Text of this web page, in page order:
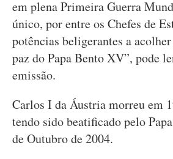
em plena Primeira Guerra
único, por entre os Chefes de
potências beligerantes a
paz do Papa Bento XV”, pode
emissão.
Carlos I da Áustria morreu em
tendo sido beatificado pelo
de Outubro de 2004.